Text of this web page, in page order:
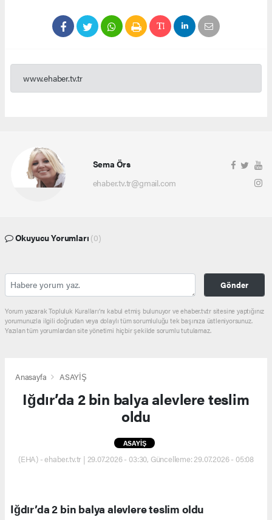
www.ehaber.tv.tr
Sema Örs
ehaber.tv.tr@gmail.com
Okuyucu Yorumları (0)
Gönder
Yorum yazarak Topluluk Kuralları’nı kabul etmiş bulunuyor ve ehaber.tv.tr sitesine yaptığınız
yorumunuzla ilgili doğrudan veya dolaylı tüm sorumluluğu tek başınıza üstleniyorsunuz.
Yazılan tüm yorumlardan site yönetimi hiçbir şekilde sorumlu tutulamaz.
Anasayfa ASAYİŞ
Iğdır’da 2 bin balya alevlere teslim
oldu
ASAYİŞ
(EHA) - ehaber.tv.tr | 29.07.2026 - 03:30, Güncelleme: 29.07.2026 - 05:08
Iğdır’da 2 bin balya alevlere teslim oldu